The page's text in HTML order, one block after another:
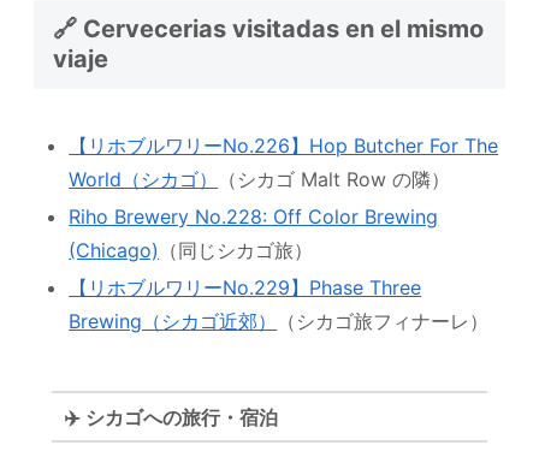
🔗 Cervecerias visitadas en el mismo
viaje
【リホブルワリーNo.226】Hop Butcher For The
World（シカゴ）
（シカゴ Malt Row の隣）
Riho Brewery No.228: Off Color Brewing
(Chicago) （同じシカゴ旅）
【リホブルワリーNo.229】Phase Three
Brewing（シカゴ近郊）
（シカゴ旅フィナーレ）
✈️ シカゴへの旅行・宿泊